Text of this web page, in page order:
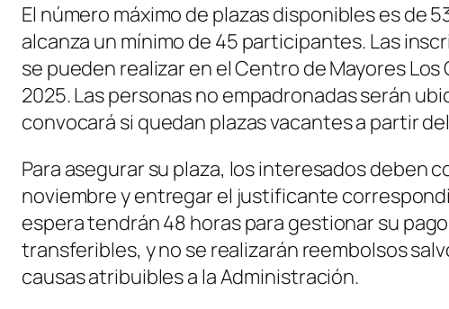
El número máximo de plazas disponibles es de
alcanza un mínimo de 45 participantes. Las
se pueden realizar en el Centro de Mayores
2025. Las personas no empadronadas serán
convocará si quedan plazas vacantes a partir
Para asegurar su plaza, los interesados deben
noviembre y entregar el justificante
espera tendrán 48 horas para gestionar su
transferibles, y no se realizarán reembolsos
causas atribuibles a la Administración.